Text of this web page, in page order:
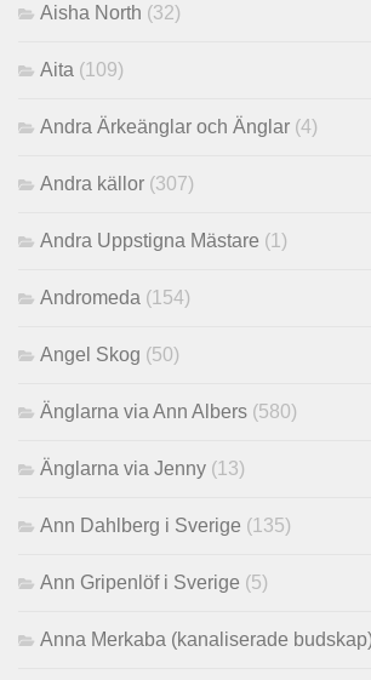
Aisha North (32)
Aita (109)
Andra Ärkeänglar och Änglar (4)
Andra källor (307)
Andra Uppstigna Mästare (1)
Andromeda (154)
Angel Skog (50)
Änglarna via Ann Albers (580)
Änglarna via Jenny (13)
Ann Dahlberg i Sverige (135)
Ann Gripenlöf i Sverige (5)
Anna Merkaba (kanaliserade